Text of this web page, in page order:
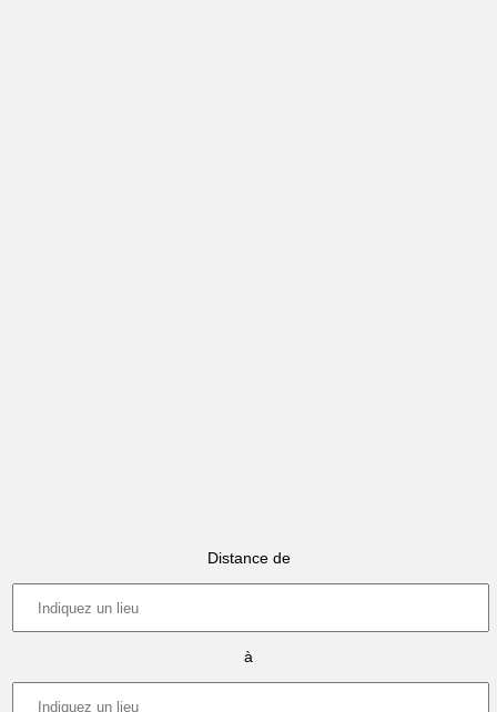
Distance de
à